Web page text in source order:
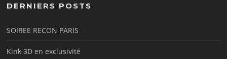
DERNIERS POSTS
SOIREE RECON PARIS
Kink 3D en exclusivité